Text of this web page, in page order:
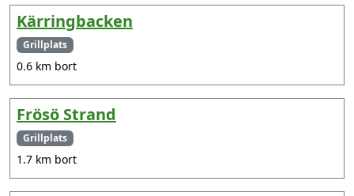
Kärringbacken
Grillplats
0.6 km bort
Frösö Strand
Grillplats
1.7 km bort